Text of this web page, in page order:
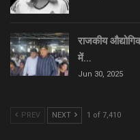
राजकीय
में…
Jun 30, 2025
PREV NEXT 1 of 7,410